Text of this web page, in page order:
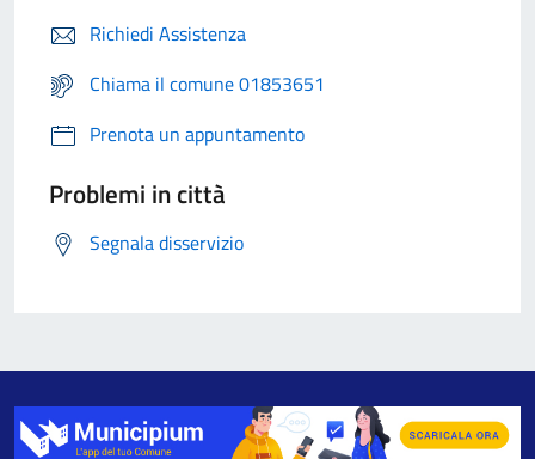
Richiedi Assistenza
Chiama il comune 01853651
Prenota un appuntamento
Problemi in città
Segnala disservizio